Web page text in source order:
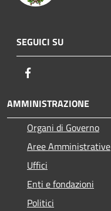
SEGUICI SU
AMMINISTRAZIONE
Organi di Governo
Aree Amministrative
Uffici
Enti e fondazioni
Politici